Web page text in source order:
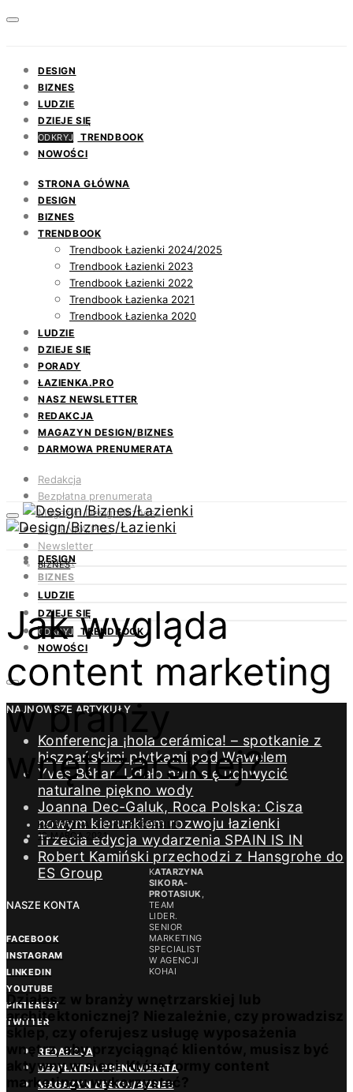
DESIGN
BIZNES
LUDZIE
DZIEJE SIĘ
ODKRYJ
TRENDBOOK
NOWOŚCI
STRONA GŁÓWNA
DESIGN
BIZNES
TRENDBOOK
Trendbook Łazienki 2024/2025
Trendbook Łazienki 2023
Trendbook Łazienki 2022
Trendbook Łazienka 2021
Trendbook Łazienka 2020
LUDZIE
DZIEJE SIĘ
PORADY
ŁAZIENKA.PRO
NASZ NEWSLETTER
REDAKCJA
MAGAZYN DESIGN/BIZNES
DARMOWA PRENUMERATA
Redakcja
Bezpłatna prenumerata
Magazyn Design/Biznes
ŁAZIENKA.PRO
Newsletter
Kontakt
DESIGN
BIZNES
LUDZIE
DZIEJE SIĘ
ODKRYJ
TRENDBOOK
NOWOŚCI
NAJNOWSZE ARTYKUŁY
Konferencja ¡hola cerámica! – spotkanie z
hiszpańskimi płytkami pod Wawelem
Yves Béhar: Udało nam się uchwycić
naturalne piękno wody
Joanna Dec-Galuk, Roca Polska: Cisza
nowym kierunkiem rozwoju łazienki
Trzecia edycja wydarzenia SPAIN IS IN
Robert Kamiński przechodzi z Hansgrohe do
ES Group
NASZE KONTA
FACEBOOK
INSTAGRAM
LINKEDIN
YOUTUBE
PINTEREST
TWITTER
REDAKCJA
BEZPŁATNA PRENUMERATA
MAGAZYN DESIGN/BIZNES
BIZNES
Jak wygląda
content marketing
w branży
wnętrzarskiej?
KATARZYNA SIKORA-PROTASIUK
18 MARCA 2021
KATARZYNA
SIKORA-
PROTASIUK ,
TEAM
LIDER.
SENIOR
MARKETING
SPECIALIST
W AGENCJI
KOHAI
Działasz w branży wnętrzarskiej lub
architektonicznej? Niezależnie, czy prowadzisz
wnętrz, aby przyciągnąć klientów, musisz być
aktywny w sieci. Które formy content
marketingu wykorzystać?